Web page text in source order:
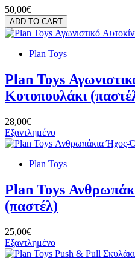
50,00€
ADD TO CART
Plan Toys
Plan Toys
Kοτοπουλάκι
28,00€
Εξαντλημένο
Plan Toys
Plan Toys
(παστέλ)
25,00€
Εξαντλημένο